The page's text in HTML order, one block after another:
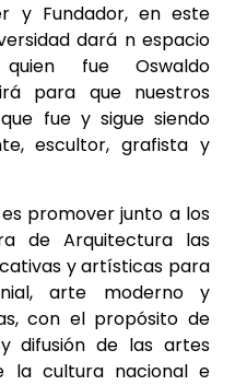
y Fundador, en este
dará n espacio
fue Oswaldo
para que nuestros
fue y sigue siendo
escultor, grafista y
promover junto a los
de Arquitectura las
y artísticas para
arte moderno y
con el propósito de
difusión de las artes
la cultura nacional e